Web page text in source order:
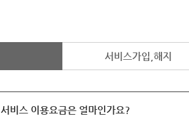
서비스가입,해지
서비스 이용요금은 얼마인가요?